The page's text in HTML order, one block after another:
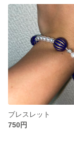
ブレスレット
750円